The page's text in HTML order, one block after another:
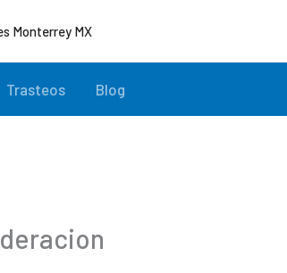
Monterrey MX
Trasteos Blog